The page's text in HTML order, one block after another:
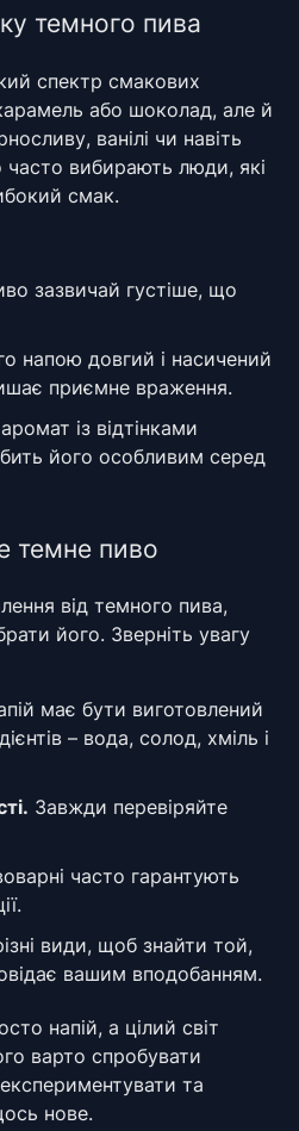
темного пива
спектр смакових
або шоколад, але й
ванілі чи навіть
вибирають люди, які
смак.
зазвичай густіше, що
напою довгий і насичений
приємне враження.
із відтінками
його особливим серед
темне пиво
від темного пива,
його. Зверніть увагу
має бути виготовлений
– вода, солод, хміль і
Завжди перевіряйте
часто гарантують
види, щоб знайти той,
вашим вподобанням.
напій, а цілий світ
варто спробувати
та
нове.